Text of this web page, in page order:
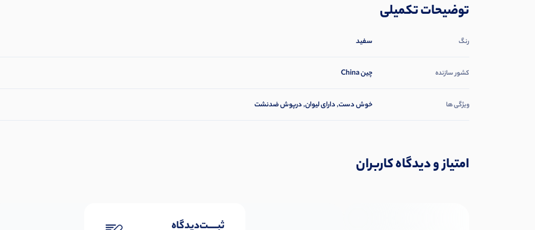
توضیحات تکمیلی
رنگ سفید
کشور سازنده چین China
ویژگی ها خوش دست, دارای لیوان, درپوش ضدنشت
امتیاز و دیدگاه کاربران
ثبـــــت‌دیدگاه